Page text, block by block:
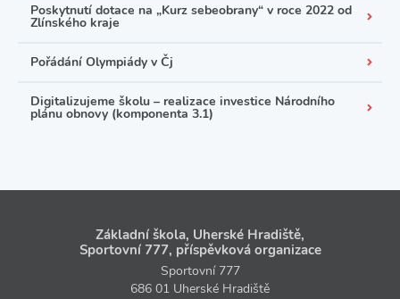
Poskytnutí dotace na „Kurz sebeobrany“ v roce 2022 od
Zlínského kraje
Pořádání Olympiády v Čj
Digitalizujeme školu – realizace investice Národního
plánu obnovy (komponenta 3.1)
Základní škola, Uherské Hradiště,
Sportovní 777, příspěvková organizace
Sportovní 777
686 01 Uherské Hradiště